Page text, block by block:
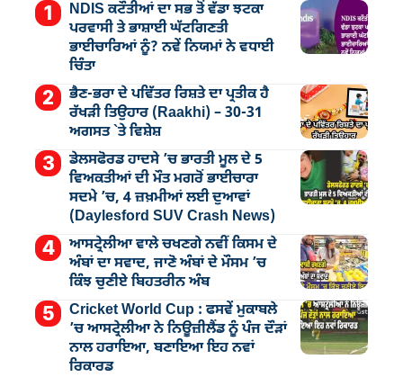
NDIS ਕਟੌਤੀਆਂ ਦਾ ਸਭ ਤੋਂ ਵੱਡਾ ਝਟਕਾ
ਪਰਵਾਸੀ ਤੇ ਭਾਸ਼ਾਈ ਘੱਟਗਿਣਤੀ
ਭਾਈਚਾਰਿਆਂ ਨੂੰ? ਨਵੇਂ ਨਿਯਮਾਂ ਨੇ ਵਧਾਈ
ਚਿੰਤਾ
ਭੈਣ-ਭਰਾ ਦੇ ਪਵਿੱਤਰ ਰਿਸ਼ਤੇ ਦਾ ਪ੍ਰਤੀਕ ਹੈ
ਰੱਖੜੀ ਤਿਉਹਾਰ (Raakhi) – 30-31
ਅਗਸਤ `ਤੇ ਵਿਸ਼ੇਸ਼
ਡੇਲਸਫੋਰਡ ਹਾਦਸੇ ’ਚ ਭਾਰਤੀ ਮੂਲ ਦੇ 5
ਵਿਅਕਤੀਆਂ ਦੀ ਮੌਤ ਮਗਰੋਂ ਭਾਈਚਾਰਾ
ਸਦਮੇ ’ਚ, 4 ਜ਼ਖ਼ਮੀਆਂ ਲਈ ਦੁਆਵਾਂ
(Daylesford SUV Crash News)
ਆਸਟ੍ਰੇਲੀਆ ਵਾਲੇ ਚਖਣਗੇ ਨਵੀਂ ਕਿਸਮ ਦੇ
ਅੰਬਾਂ ਦਾ ਸਵਾਦ, ਜਾਣੋ ਅੰਬਾਂ ਦੇ ਮੌਸਮ ’ਚ
ਕਿੰਝ ਚੁਣੀਏ ਬਿਹਤਰੀਨ ਅੰਬ
Cricket World Cup : ਫਸਵੇਂ ਮੁਕਾਬਲੇ
’ਚ ਆਸਟ੍ਰੇਲੀਆ ਨੇ ਨਿਊਜ਼ੀਲੈਂਡ ਨੂੰ ਪੰਜ ਦੌੜਾਂ
ਨਾਲ ਹਰਾਇਆ, ਬਣਾਇਆ ਇਹ ਨਵਾਂ
ਰਿਕਾਰਡ